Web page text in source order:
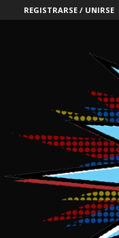
REGISTRARSE / UNIRSE